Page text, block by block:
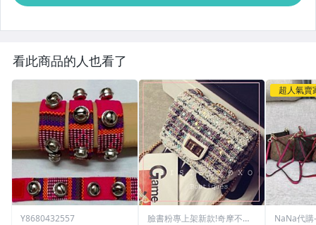
看此商品的人也看了
Y8680432557 臉書粉專上架新款!奇摩不再
超人氣賣
NaNa代